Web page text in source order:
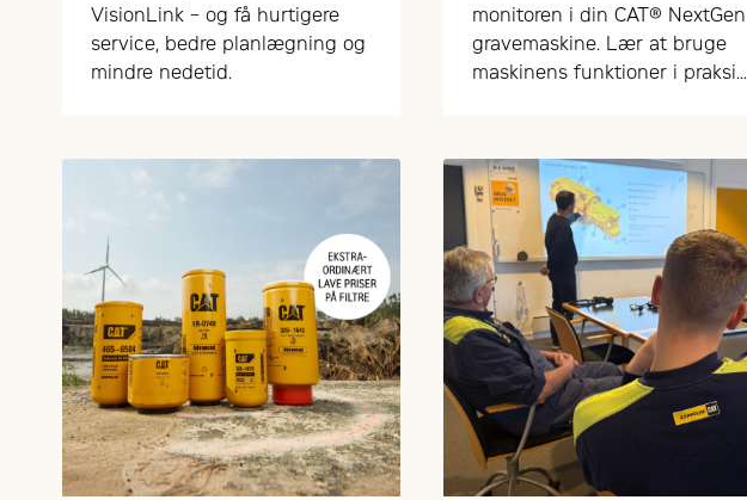
VisionLink – og få hurtigere
service, bedre planlægning og
mindre nedetid.
monitoren i din CAT® NextGen
gravemaskine. Lær at bruge
maskinens funktioner i praksis